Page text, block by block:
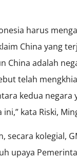
harus
China yang
China adalah
telah
kedua negara
kata Riski,
secara kolegial,
upaya